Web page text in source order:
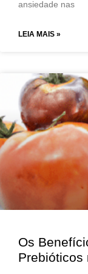
ansiedade nas
LEIA MAIS »
Os
Prebióticos